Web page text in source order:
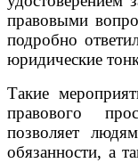
правовыми
подробно
юридические
Такие
правового
позволяет
обязанности, а